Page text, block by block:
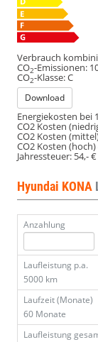
Verbrauch
CO2-Emissionen:
CO2-Klasse:C
Download
Energiekosten bei
CO2 Kosten
CO2 Kosten
CO2 Kosten (hoch)
Jahressteuer: 54,- €
Hyundai KONA
Anzahlung
Laufleistung p.a.
5000 km
Laufzeit (Monate)
60 Monate
Laufleistung